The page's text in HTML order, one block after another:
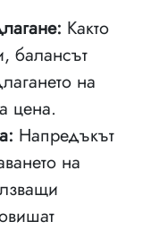
Както
балансът
на
цена.
Напредъкът
на